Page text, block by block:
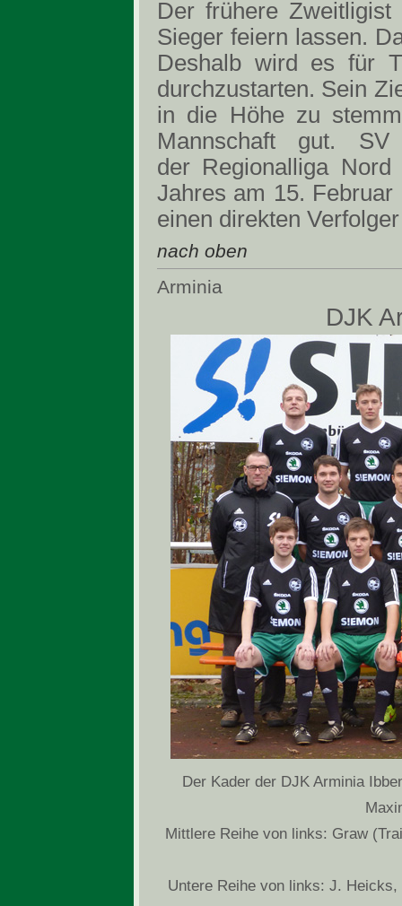
Der frühere
Sieger feiern lassen.
Deshalb wird es für
durchzustarten. Sein
in die Höhe zu
Mannschaft gut. SV
der Regionalliga
Jahres am 15.
einen direkten
nach oben
Arminia
DJK
Der Kader der DJK Arminia
Mittlere Reihe von links: Graw
Untere Reihe von links: J.